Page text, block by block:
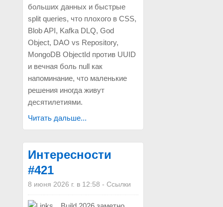
больших данных и быстрые
split queries, что плохого в CSS,
Blob API, Kafka DLQ, God
Object, DAO vs Repository,
MongoDB ObjectId против UUID
и вечная боль null как
напоминание, что маленькие
решения иногда живут
десятилетиями.
Читать дальше...
Интересности
#421
8 июня 2026 г. в 12:58 - Ссылки